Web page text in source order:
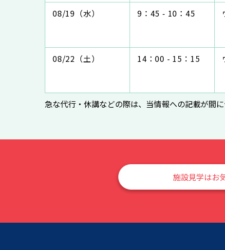
08/19（水）
9：45 - 10：45
08/22（土）
14：00 - 15：15
急な代行・休講などの際は、当情報への記載が間
施設見学はお